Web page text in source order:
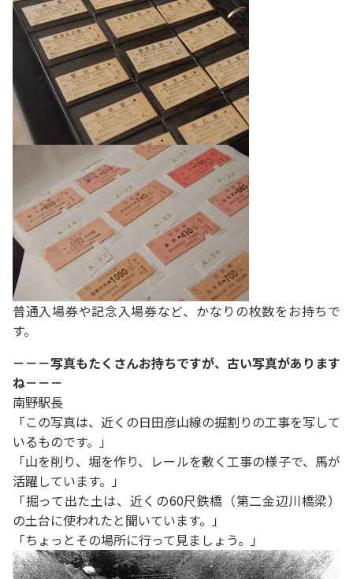
普通入場券や記念入場券など、かなりの枚数をお持ちで
す。
－－－写真もたくさんお持ちですが、古い写真があります
ね－－－
南野駅長
「この写真は、近くの日田彦山線の掘割りの工事を写して
いるものです。」
「山を削り、堀を作り、レールを敷く工事の様子で、馬が
活躍しています。」
「掘って出た土は、近くの60尺鉄橋（第二金辺川橋梁）
の土台に使われたと聞いています。」
「ちょっとその場所に行って見ましょう。」